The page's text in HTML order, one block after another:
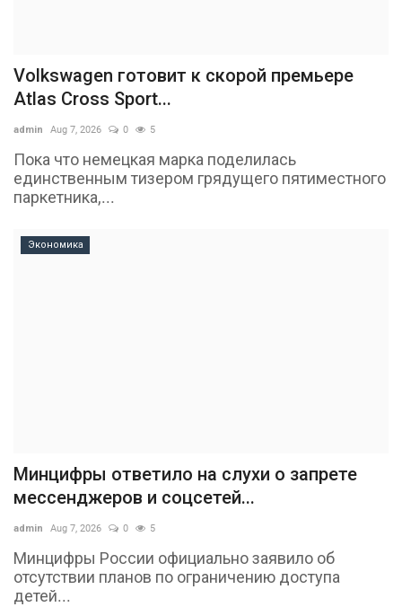
Volkswagen готовит к скорой премьере
Atlas Cross Sport...
admin Aug 7, 2026 0 5
Пока что немецкая марка поделилась
единственным тизером грядущего пятиместного
паркетника,...
Экономика
Минцифры ответило на слухи о запрете
мессенджеров и соцсетей...
admin Aug 7, 2026 0 5
Минцифры России официально заявило об
отсутствии планов по ограничению доступа
детей...